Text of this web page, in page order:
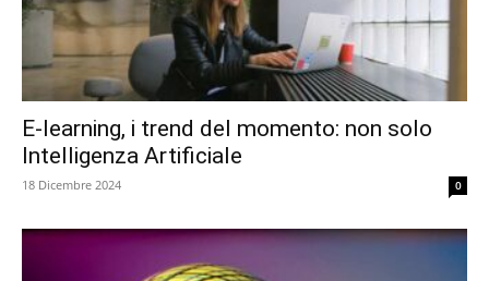
E-learning, i trend del momento: non solo
Intelligenza Artificiale
18 Dicembre 2024 0